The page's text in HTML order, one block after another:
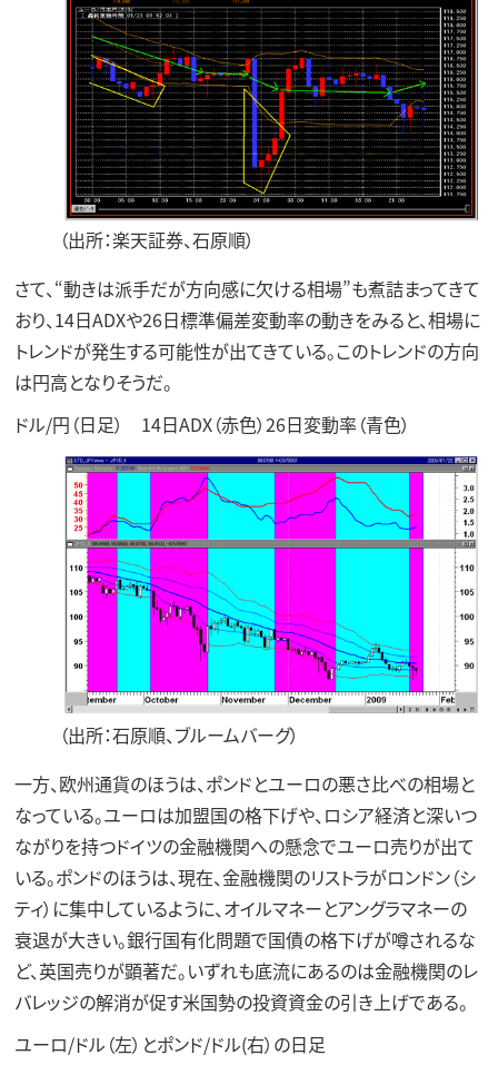
（出所：楽天証券、石原順）
さて、“動きは派手だが方向感に欠ける相場”も煮詰まってきて
おり、14日ADXや26日標準偏差変動率の動きをみると、相場に
トレンドが発生する可能性が出てきている。このトレンドの方向
は円高となりそうだ。
ドル/円（日足） 14日ADX（赤色）26日変動率（青色）
（出所：石原順、ブルームバーグ）
一方、欧州通貨のほうは、ポンドとユーロの悪さ比べの相場と
なっている。ユーロは加盟国の格下げや、ロシア経済と深いつ
ながりを持つドイツの金融機関への懸念でユーロ売りが出て
いる。ポンドのほうは、現在、金融機関のリストラがロンドン（シ
ティ）に集中しているように、オイルマネーとアングラマネーの
衰退が大きい。銀行国有化問題で国債の格下げが噂されるな
ど、英国売りが顕著だ。いずれも底流にあるのは金融機関のレ
バレッジの解消が促す米国勢の投資資金の引き上げである。
ユーロ/ドル（左）とポンド/ドル(右）の日足